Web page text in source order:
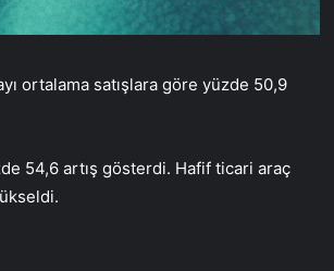
ortalama satışlara göre yüzde 50,9
54,6 artış gösterdi. Hafif ticari araç